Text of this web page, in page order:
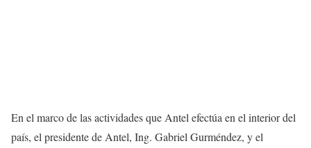
En el marco de las actividades que Antel efectúa en el interior del
país, el presidente de Antel, Ing. Gabriel Gurméndez, y el